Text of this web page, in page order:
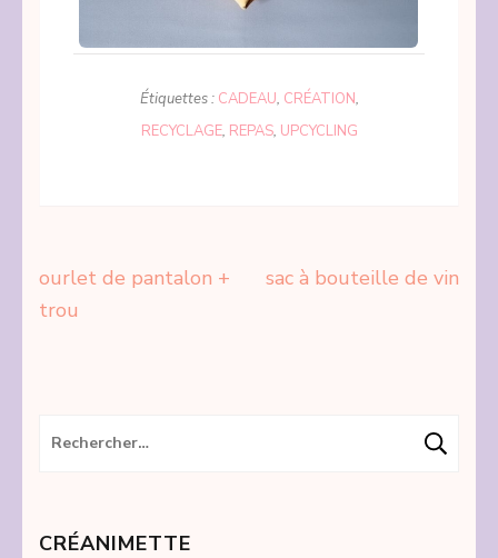
Étiquettes : CADEAU, CRÉATION,
RECYCLAGE, REPAS, UPCYCLING
Navigation
de
ourlet de pantalon +
trou
sac à bouteille de vin
Rechercher :
CRÉANIMETTE